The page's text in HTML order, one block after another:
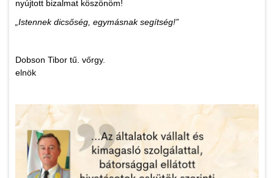
nyújtott bizalmat köszönöm!
„Istennek dicsőség, egymásnak segítség!”
Dobson Tibor tű. vőrgy.
elnök